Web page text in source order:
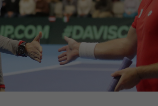
Ihrer
Webseiten-